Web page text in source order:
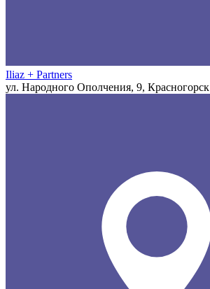
Iliaz + Partners
ул. Народного Ополчения, 9, Красногорск